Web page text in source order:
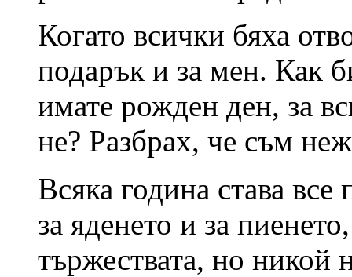
Когато всички бяха
подарък и за мен. Как
имате рожден ден, за
не? Разбрах, че съм
Всяка година става
за яденето и за
тържествата, но никой